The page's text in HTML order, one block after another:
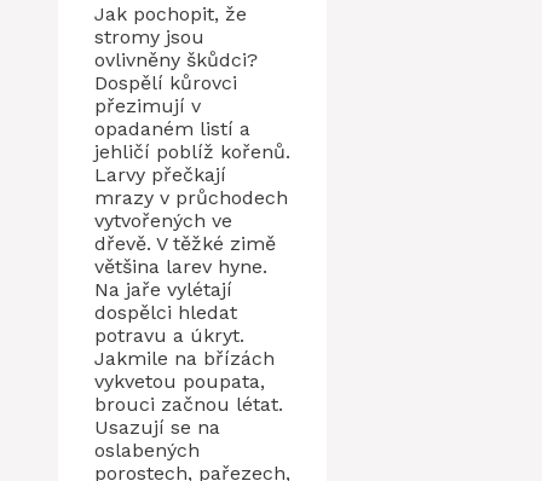
Jak pochopit, že
stromy jsou
ovlivněny škůdci?
Dospělí kůrovci
přezimují v
opadaném listí a
jehličí poblíž kořenů.
Larvy přečkají
mrazy v průchodech
vytvořených ve
dřevě. V těžké zimě
většina larev hyne.
Na jaře vylétají
dospělci hledat
potravu a úkryt.
Jakmile na břízách
vykvetou poupata,
brouci začnou létat.
Usazují se na
oslabených
porostech, pařezech,